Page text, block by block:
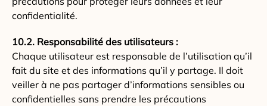
confidentialité.
10.2. Responsabilité des utilisateurs :
Chaque utilisateur est responsable de l’utilisation qu’il
fait du site et des informations qu’il y partage. Il doit
veiller à ne pas partager d’informations sensibles ou
confidentielles sans prendre les précautions